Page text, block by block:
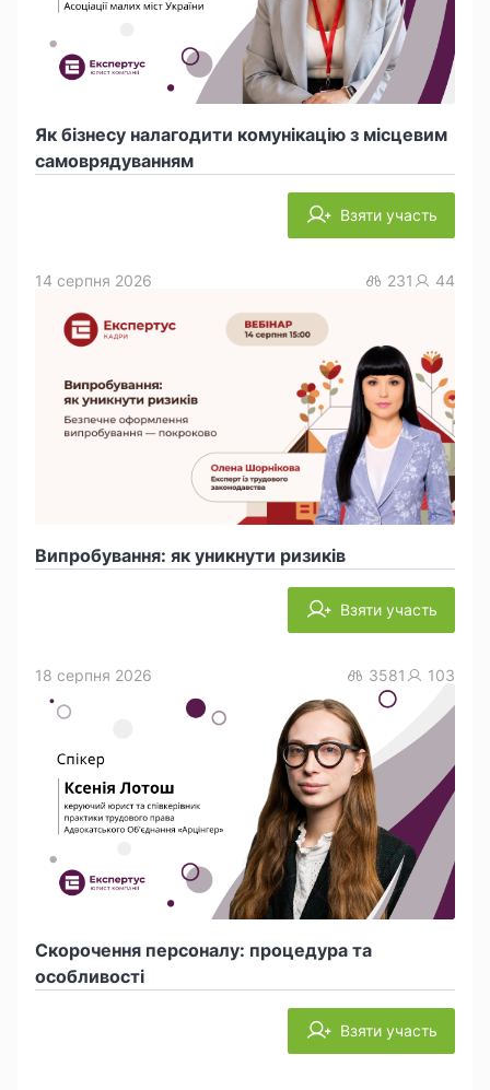
Як бізнесу налагодити комунікацію з місцевим
самоврядуванням
Взяти участь
Випробування: як уникнути ризиків
14 серпня 2026 231 44
Взяти участь
Скорочення персоналу: процедура та
особливості
18 серпня 2026 3581 103
Взяти участь